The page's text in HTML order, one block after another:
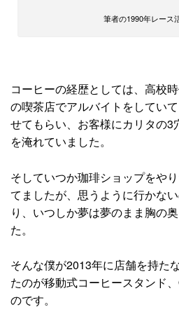
筆者の1990年レース
コーヒーの経歴としては、高校
の喫茶店でアルバイトをしてい
せてもらい、お客様にカリタの3
を淹れていました。
そしていつか珈琲ショップをや
てましたが、思うように行かな
り、いつしか夢は夢のまま胸の
た。
そんな僕が2013年に店舗を持た
たのが移動式コーヒースタンド
のです。